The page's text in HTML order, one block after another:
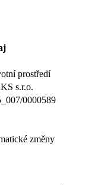
prostředí
s.r.o.
0000589
změny